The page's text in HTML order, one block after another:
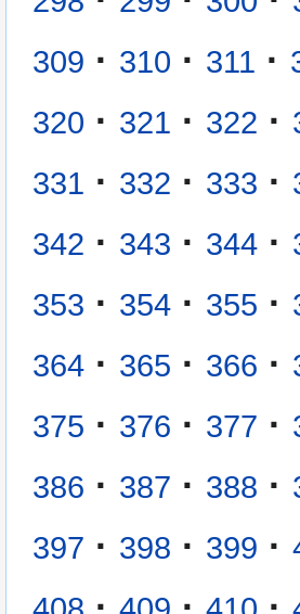
309 · 310 · 311 ·
320 · 321 · 322 ·
331 · 332 · 333 ·
342 · 343 · 344 ·
353 · 354 · 355 ·
364 · 365 · 366 ·
375 · 376 · 377 ·
386 · 387 · 388 ·
397 · 398 · 399 ·
· · ·